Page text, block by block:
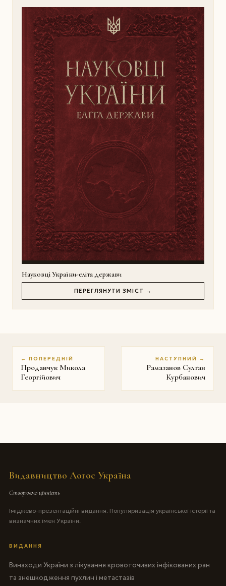
Науковці України-еліта держави
ПЕРЕГЛЯНУТИ ЗМІСТ →
← ПОПЕРЕДНІЙ
Проданчук Микола
Георгійович
НАСТУПНИЙ →
Рамазанов Султан
Курбанович
Видавництво Логос Україна
Створюємо цінність
Іміджево-презентаційні видання. Популяризація української історії та
визначних імен України.
ВИДАННЯ
Винаходи України з лікування кровоточивих інфікованих ран
та знешкодження пухлин і метастазів